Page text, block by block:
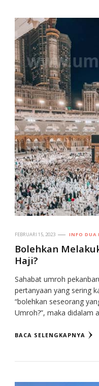
FEBRUARI 15, 2023 INFO DUA
Bolehkan
Haji?
Sahabat umroh
pertanyaan yang sering
“bolehkan seseorang
Umroh?”, maka didalam
BACA SELENGKAPNYA